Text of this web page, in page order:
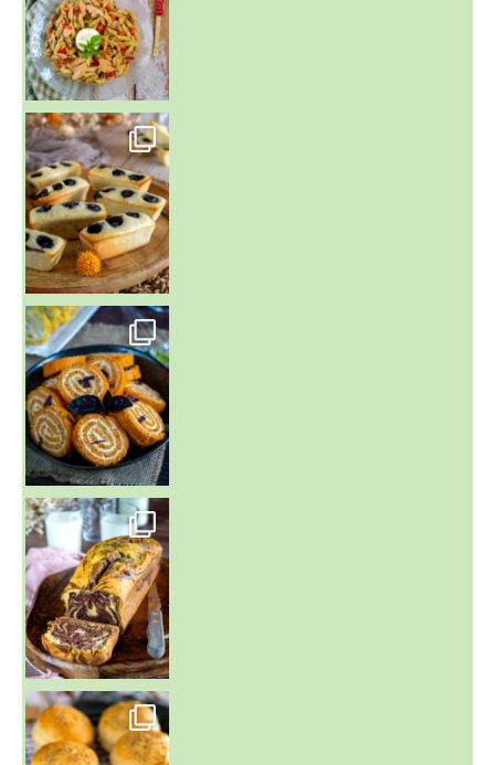
~ FINANCIERS MYRTILLES ET CITRON ~
Aujourd'hu
~ BUNS MAISON ~
Un peu de boulange par ici au